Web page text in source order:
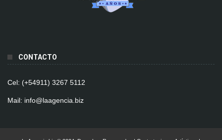
CONTACTO
Cel: (+54911) 3267 5112
Mail: info@laagencia.biz